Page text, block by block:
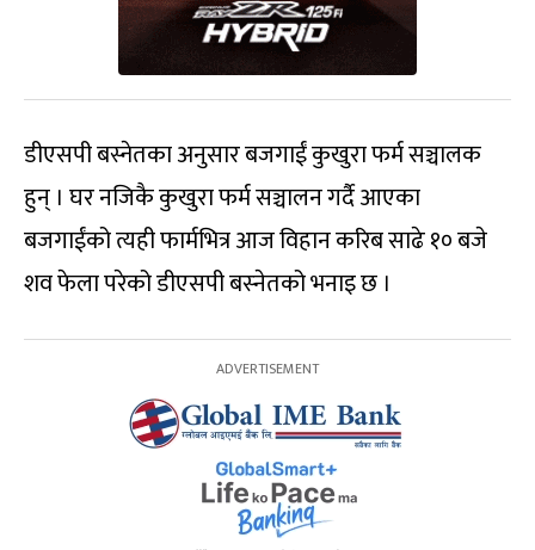
डीएसपी बस्न‍ेतका अनुसार बजगाईं कुखुरा फर्म सञ्चालक
हुन् । घर नजिकै कुखुरा फर्म सञ्चालन गर्दै आएका
बजगाईंको त्यही फार्मभित्र आज विहान करिब साढे १० बजे
शव फेला परेको डीएसपी बस्‍नेतको भनाइ छ ।